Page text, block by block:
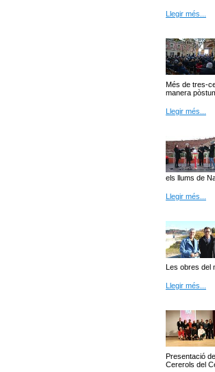
Llegir més...
Més de tres-
manera
Llegir més...
els llums de
Llegir més...
Les obres del
Llegir més...
Presentació
Cererols del